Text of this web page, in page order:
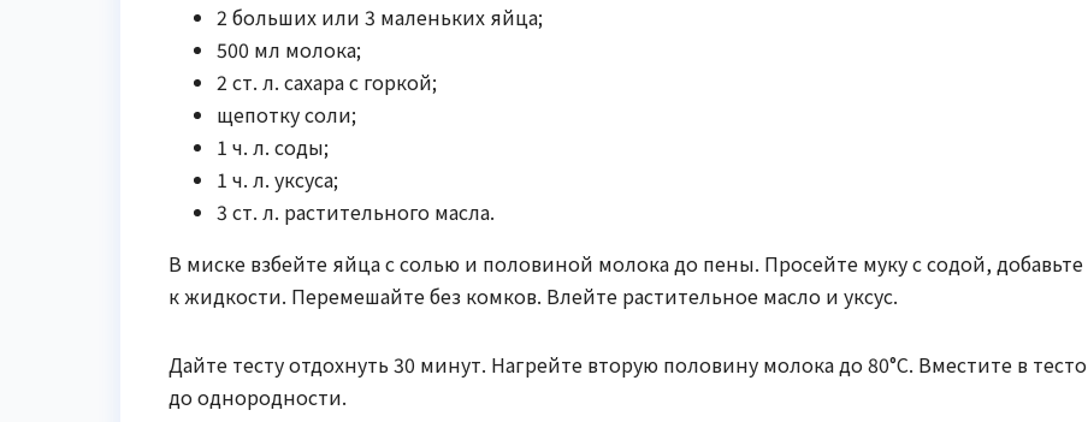
2 больших или 3 маленьких яйца;
500 мл молока;
2 ст. л. сахара с горкой;
щепотку соли;
1 ч. л. соды;
1 ч. л. уксуса;
3 ст. л. растительного масла.
В миске взбейте яйца с солью и половиной молока до пены. Просейте муку с содой, добавьте
к жидкости. Перемешайте без комков. Влейте растительное масло и уксус.
Дайте тесту отдохнуть 30 минут. Нагрейте вторую половину молока до 80°C. Вместите в тесто
до однородности.